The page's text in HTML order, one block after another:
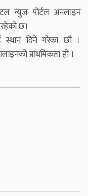
न्युज पोर्टल अनलाइन
छ।
स्थान दिने गरेका छौं ।
प्राथमिकता हो ।